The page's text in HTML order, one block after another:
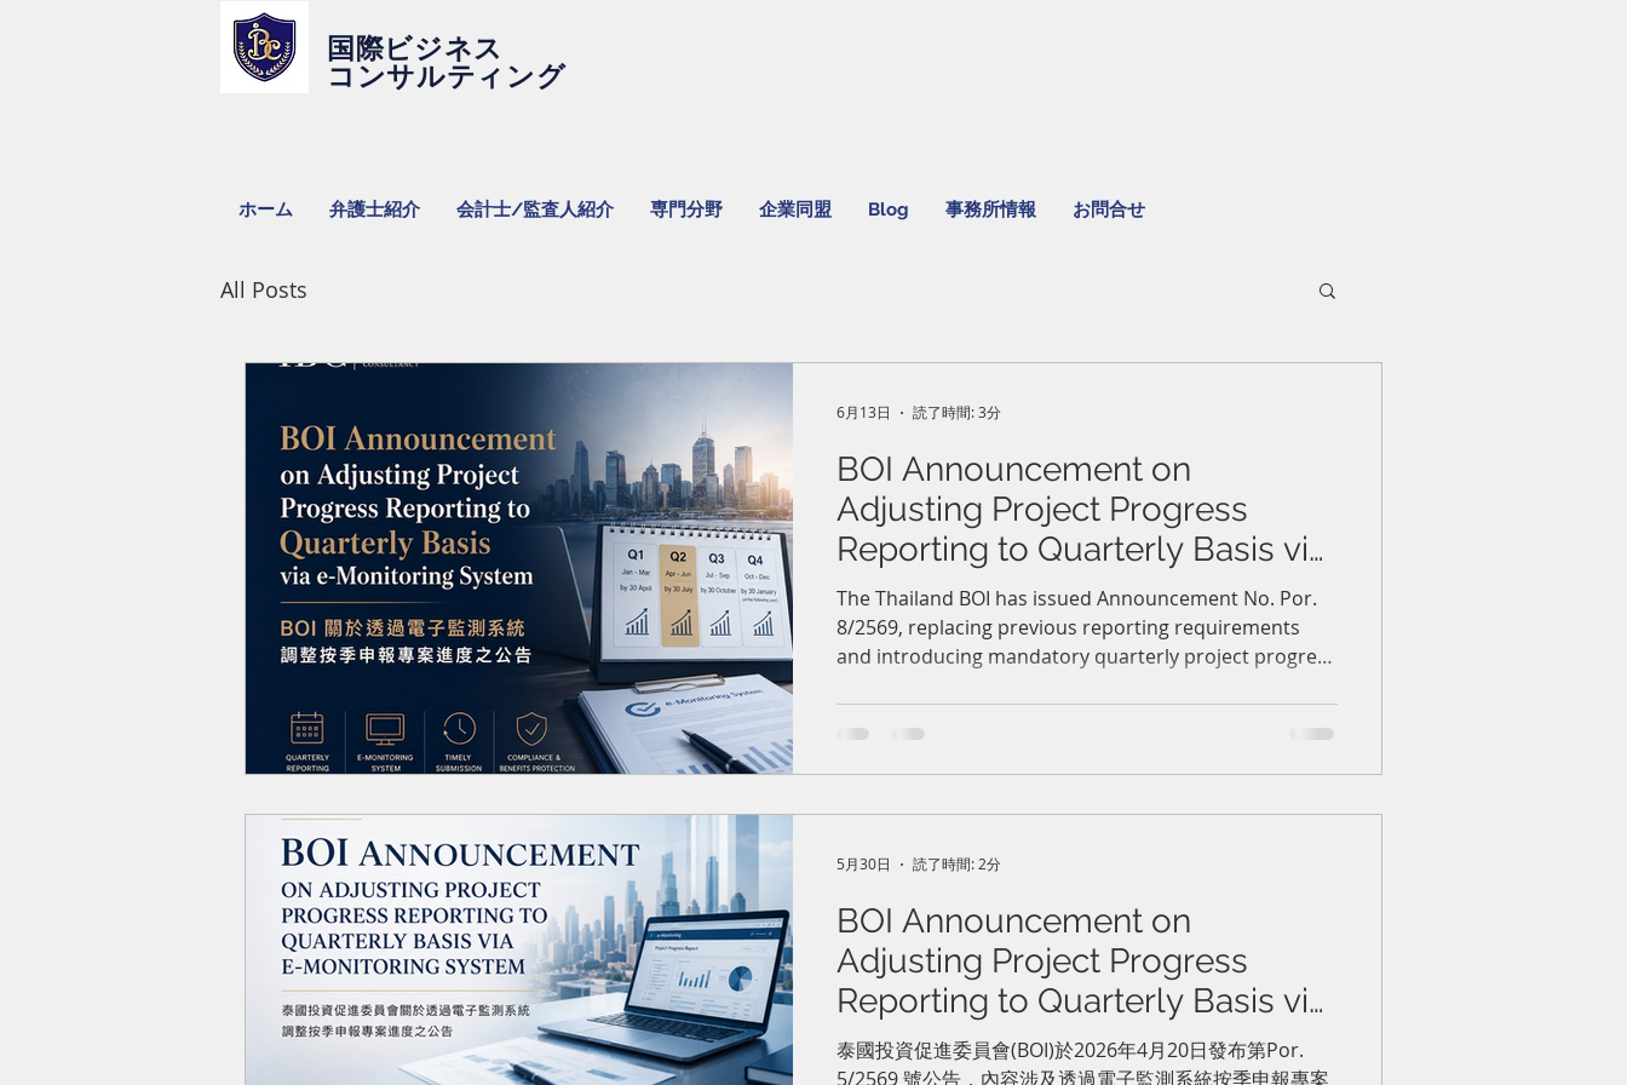
国際ビジネス
コンサルティング
ホーム 弁護士紹介 会計士/監査人紹介 専門分野 企業同盟 Blog 事務所情報 お問合せ
All Posts
BOI Announcement on
Adjusting Project Progress
Reporting to Quarterly Basis via
e-Monitoring SystemBOI 關於透
過電子監測系統調整按季申報專
The Thailand BOI has issued Announcement No. Por.
8/2569, replacing previous reporting requirements
and introducing mandatory quarterly project progress
deadlines to avoid suspension or revocation of
investment privileges.
6月13日 読了時間: 3分
BOI Announcement on
Adjusting Project Progress
Reporting to Quarterly Basis via
e-Monitoring System泰國投資促
泰國投資促進委員會(BOI)於2026年4月20日發布第Por.
5/2569 號公告，內容涉及透過電子監測系統按季申報專案
5月30日 読了時間: 2分